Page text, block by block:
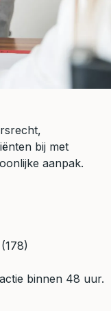
bij met
aanpak.
binnen 48 uur.